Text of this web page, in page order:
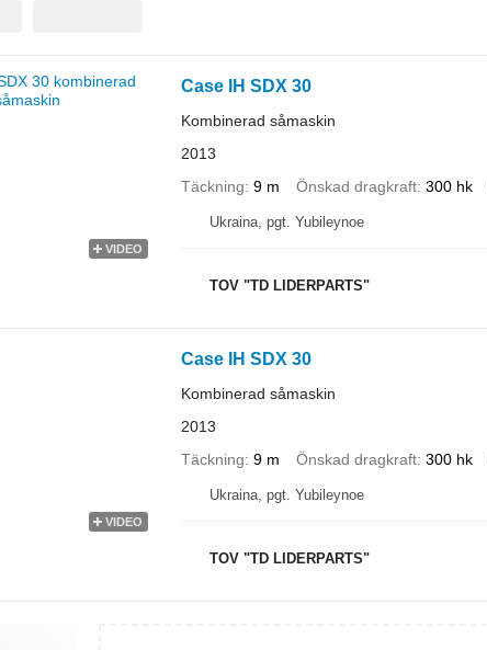
VIDEO
Case IH SDX 30
Kombinerad såmaskin
2013
Täckning 9 m Önskad dragkraft 300 hk
Ukraina, pgt. Yubileynoe
TOV "TD LIDERPARTS"
VIDEO
Case IH SDX 30
Kombinerad såmaskin
2013
Täckning 9 m Önskad dragkraft 300 hk
Ukraina, pgt. Yubileynoe
TOV "TD LIDERPARTS"